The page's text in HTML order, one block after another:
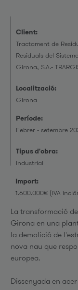
Client:
Tractament de
Residuals del
Girona, S.A.-
Localització:
Girona
Període:
Febrer - setembre
Tipus d'obra:
Industrial
Import:
1.600.000€ (IVA
La transformació
Girona en una
la demolició de
nova nau que
europea.
Dissenyada en